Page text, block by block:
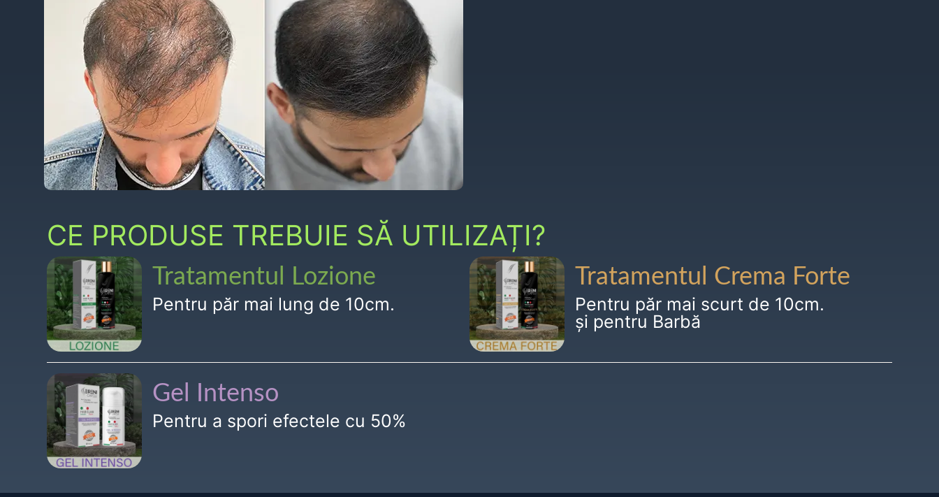
CE PRODUSE TREBUIE SĂ UTILIZAȚI?
Tratamentul Lozione
Pentru păr mai lung de 10cm.
Tratamentul Crema Forte
Pentru păr mai scurt de 10cm.
și pentru Barbă
Gel Intenso
Pentru a spori efectele cu 50%